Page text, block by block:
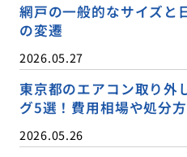
網戸の一般的なサイズと
の変遷
2026.05.27
東京都のエアコン取り外
グ5選！費用相場や処分
2026.05.26